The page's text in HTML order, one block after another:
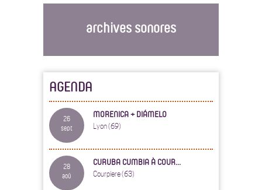
archives sonores
AGENDA
26
sept
MORENICA + DIÁMELO
Lyon (69)
28
aoû
CURUBA CUMBIA À COUR...
Courpiere (63)